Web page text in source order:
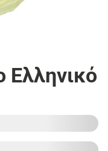
Ελληνικό